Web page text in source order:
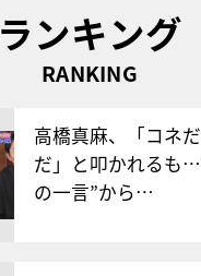
ランキング
RANKING
高橋真麻、「コネ
だ」と叩かれるも
の一言”から…